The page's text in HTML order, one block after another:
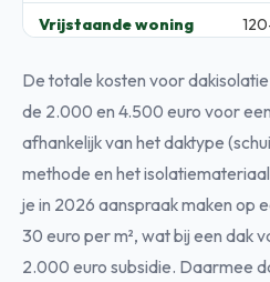
Vrijstaande woning
De totale kosten voor
de 2.000 en 4.500 euro voor
afhankelijk van het daktype
methode en het
je in 2026 aanspraak maken op
30 euro per m², wat bij een dak
2.000 euro subsidie. Daarmee